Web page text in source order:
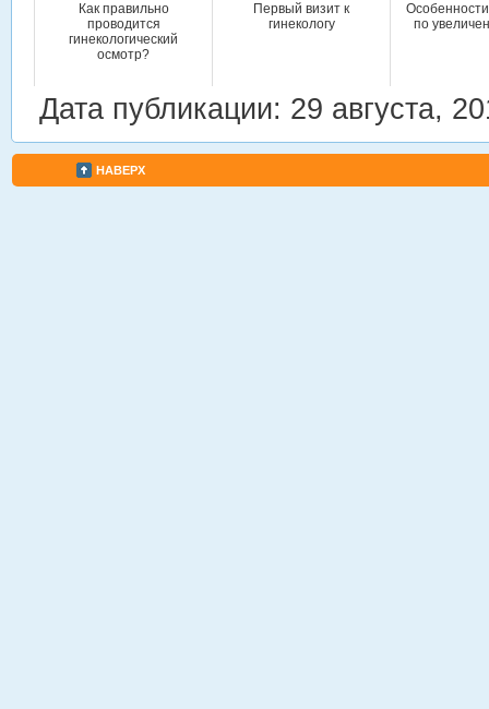
Как правильно
проводится
гинекологический
осмотр?
Первый визит к
гинекологу
по
Дата публикации: 29 августа,
НАВЕРХ